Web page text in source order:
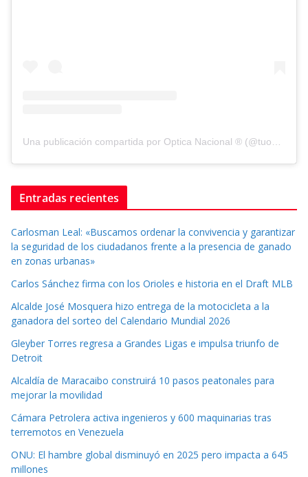
Una publicación compartida por Optica Nacional ® (@tuopticanacional)
Entradas recientes
Carlosman Leal: «Buscamos ordenar la convivencia y garantizar
la seguridad de los ciudadanos frente a la presencia de ganado
en zonas urbanas»
Carlos Sánchez firma con los Orioles e historia en el Draft MLB
Alcalde José Mosquera hizo entrega de la motocicleta a la
ganadora del sorteo del Calendario Mundial 2026
Gleyber Torres regresa a Grandes Ligas e impulsa triunfo de
Detroit
Alcaldía de Maracaibo construirá 10 pasos peatonales para
mejorar la movilidad
Cámara Petrolera activa ingenieros y 600 maquinarias tras
terremotos en Venezuela
ONU: El hambre global disminuyó en 2025 pero impacta a 645
millones